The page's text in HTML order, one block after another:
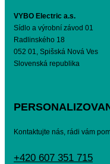
VYBO Electric a.s.
Sídlo a výrobní závod 01
Radlinského 18
052 01, Spišská Nová Ves
Slovenská republika
Kontaktujte nás, rádi vám
+420 607 351 715